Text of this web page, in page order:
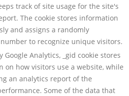
track of site usage for the site's
The cookie stores information
and assigns a randomly
to recognize unique visitors.
Google Analytics, _gid cookie stores
on how visitors use a website, while
an analytics report of the
Some of the data that